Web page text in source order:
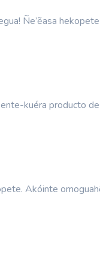
Ñe’ẽasa
kuéra producto
Akóinte